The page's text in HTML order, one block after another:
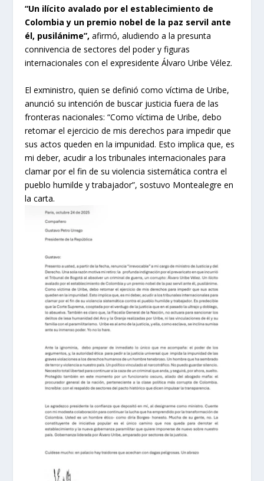
“Un ilícito avalado por el establecimiento de
Colombia y un premio nobel de la paz servil ante
él, pusilánime”,afirmó, aludiendo a la presunta
connivencia de sectores del poder y figuras
internacionales con el expresidente Álvaro Uribe Vélez.
El exministro, quien se definió como víctima de Uribe,
anunció su intención de buscar justicia fuera de las
fronteras nacionales: “Como víctima de Uribe, debo
retomar el ejercicio de mis derechos para impedir que
sus actos queden en la impunidad. Esto implica que, es
mi deber, acudir a los tribunales internacionales para
clamar por el fin de su violencia sistemática contra el
pueblo humilde y trabajador”, sostuvo Montealegre en
la carta.